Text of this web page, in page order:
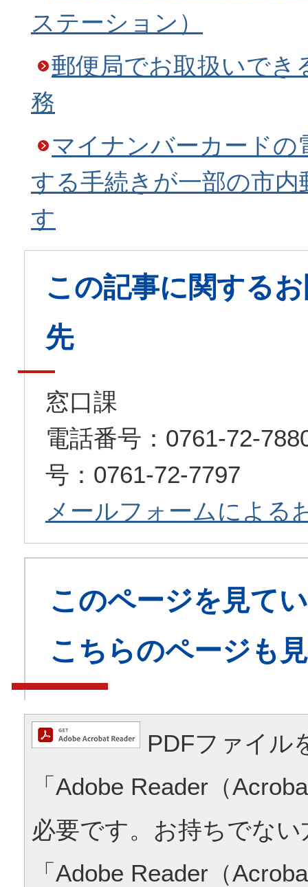
ステーション）
郵便局でお取扱いでき
務
マイナンバーカードの
する手続きが一部の市
す
この記事に関する
先
窓口課
電話番号：0761-72-
号：0761-72-7797
メールフォームによる
このページを見て
こちらのページも
PDFファイル
「Adobe Reader（
必要です。お持ちでな
「Adobe Reader（